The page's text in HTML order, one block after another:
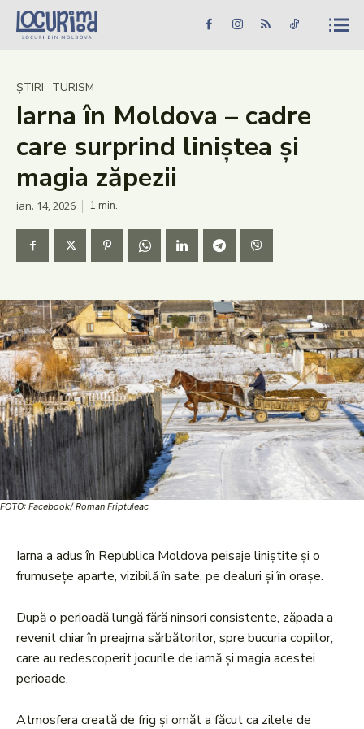
Caută în site... Căutare
Știri
Evenimente
Dezvoltare rurală
Turism
Vinării
Patrimoniu
Produs Acasă
ȘTIRI TURISM
Iarna în Moldova – cadre
care surprind liniștea și
magia zăpezii
ian. 14, 2026 1 min.
FOTO: Facebook/ Roman Friptuleac
Iarna a adus în Republica Moldova peisaje liniștite și o
frumusețe aparte, vizibilă în sate, pe dealuri și în orașe.
După o perioadă lungă fără ninsori consistente, zăpada a
revenit chiar în preajma sărbătorilor, spre bucuria copiilor,
care au redescoperit jocurile de iarnă și magia acestei
perioade.
Atmosfera creată de frig și omăt a făcut ca zilele de